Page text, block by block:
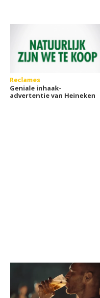
Reclames
Geniale inhaak-
advertentie van Heineken